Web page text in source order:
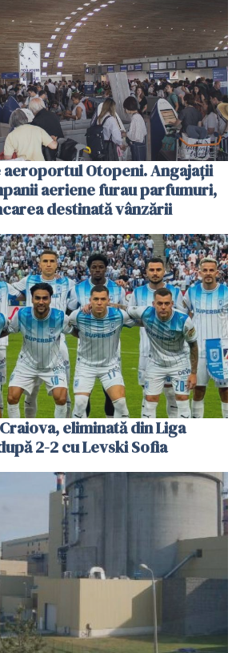
Otopeni. Angajații
aeriene furau parfumuri,
destinată vânzării
eliminată din Liga
2-2 cu Levski Sofia